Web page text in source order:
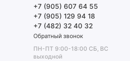
+7 (905) 607 64 55
+7 (905) 129 94 18
+7 (482) 32 40 32
Обратный звонок
ПН-ПТ 9:00-18:00 СБ, ВС
выходной